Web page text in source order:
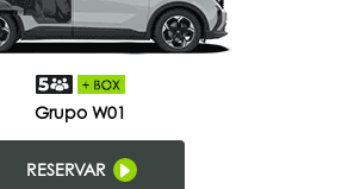
Grupo W01
RESERVAR